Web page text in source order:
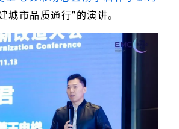
城市品质通行”的演讲。